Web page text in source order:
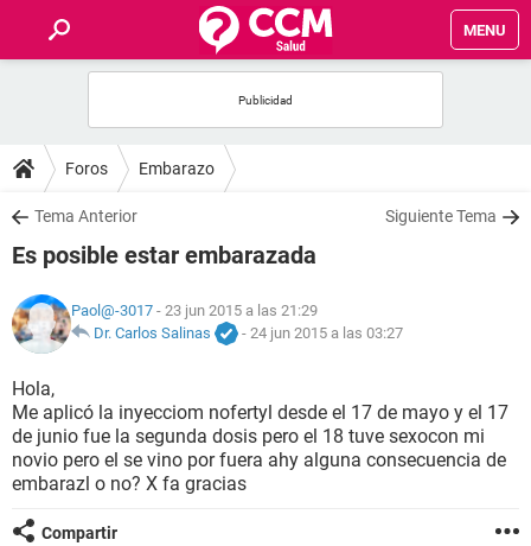
MENU
FOROS
SALUD
FAMILIA
NUTRICIÓN
BIENESTAR
SEXUALIDAD
GLOSARIO
Foros Embarazo
Tema Anterior Siguiente Tema
Es posible estar embarazada
Paol@-3017 - 23 jun 2015 a las 21:29
Dr. Carlos Salinas
- 24 jun 2015 a las 03:27
Hola,
Me aplicó la inyecciom nofertyl desde el 17 de mayo y el 17
de junio fue la segunda dosis pero el 18 tuve sexocon mi
novio pero el se vino por fuera ahy alguna consecuencia de
embarazl o no? X fa gracias
Compartir